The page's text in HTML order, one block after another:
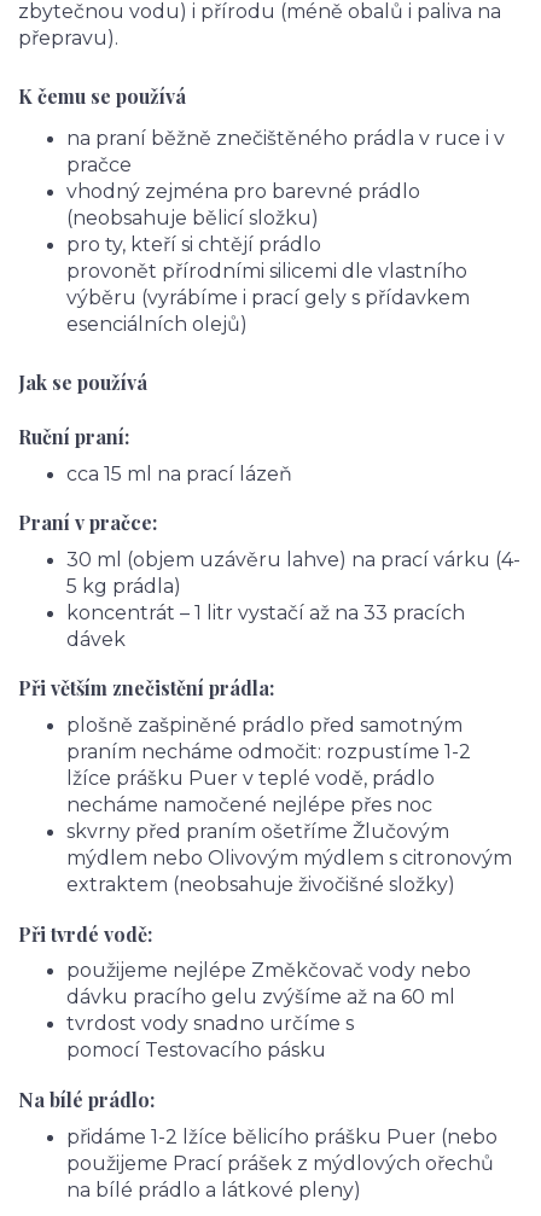
zbytečnou vodu) i přírodu (méně obalů i paliva na
přepravu).
K čemu se používá
na praní běžně znečištěného prádla v ruce i v
pračce
vhodný zejména pro barevné prádlo
(neobsahuje bělicí složku)
pro ty, kteří si chtějí prádlo
provonět přírodními silicemi dle vlastního
výběru (vyrábíme i prací gely s přídavkem
esenciálních olejů)
Jak se používá
Ruční praní:
cca 15 ml na prací lázeň
Praní v pračce:
30 ml (objem uzávěru lahve) na prací várku (4-
5 kg prádla)
koncentrát – 1 litr vystačí až na 33 pracích
dávek
Při větším znečistění prádla:
plošně zašpiněné prádlo před samotným
praním necháme odmočit: rozpustíme 1-2
lžíce prášku Puer v teplé vodě, prádlo
necháme namočené nejlépe přes noc
skvrny před praním ošetříme Žlučovým
mýdlem nebo Olivovým mýdlem s citronovým
extraktem (neobsahuje živočišné složky)
Při tvrdé vodě:
použijeme nejlépe Změkčovač vody nebo
dávku pracího gelu zvýšíme až na 60 ml
tvrdost vody snadno určíme s
pomocí Testovacího pásku
Na bílé prádlo:
přidáme 1-2 lžíce bělicího prášku Puer (nebo
použijeme Prací prášek z mýdlových ořechů
na bílé prádlo a látkové pleny)